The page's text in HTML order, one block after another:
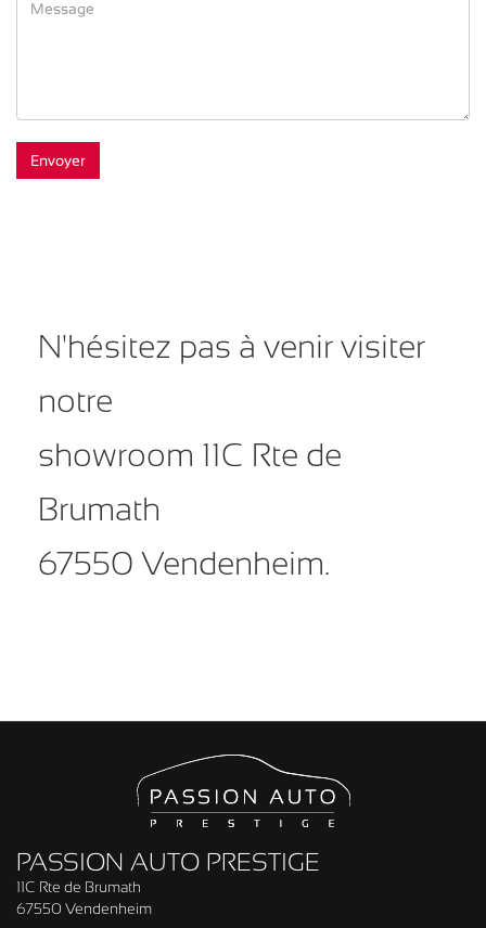
N'hésitez pas à venir visiter
notre
showroom 11C Rte de
Brumath
67550 Vendenheim.
PASSION AUTO PRESTIGE
11C Rte de Brumath
67550 Vendenheim